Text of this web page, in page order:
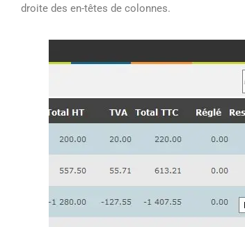
droite des en-têtes de colonnes.